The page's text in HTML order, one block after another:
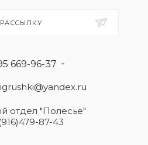
669-96-37
отдел "Полесье"
87-43